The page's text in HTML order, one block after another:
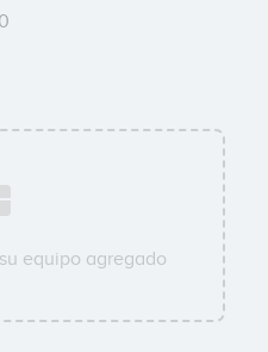
0
equipo agregado